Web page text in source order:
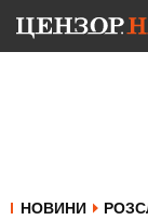
НОВИНИ